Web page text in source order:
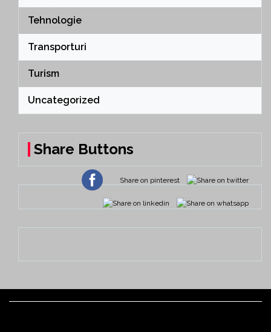
Tehnologie
Transporturi
Turism
Uncategorized
Share Buttons